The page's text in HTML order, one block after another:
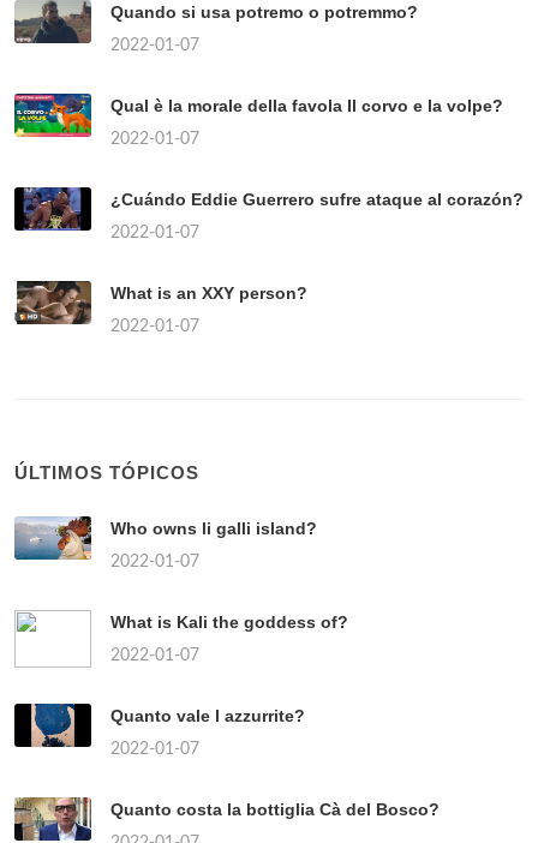
Quando si usa potremo o potremmo?
2022-01-07
Qual è la morale della favola Il corvo e la volpe?
2022-01-07
¿Cuándo Eddie Guerrero sufre ataque al corazón?
2022-01-07
What is an XXY person?
2022-01-07
ÚLTIMOS TÓPICOS
Who owns li galli island?
2022-01-07
What is Kali the goddess of?
2022-01-07
Quanto vale l azzurrite?
2022-01-07
Quanto costa la bottiglia Cà del Bosco?